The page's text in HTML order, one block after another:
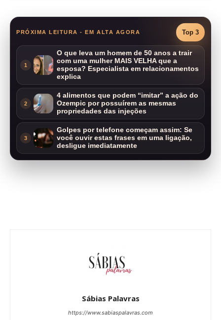
PRÓXIMA LEITURA - EM ALTA AGORA Top 3
1
O que leva um homem de 50 anos a trair
com uma mulher MAIS VELHA que a
esposa? Especialista em relacionamentos
explica
2
4 alimentos que podem “imitar” a ação do
Ozempic por possuírem as mesmas
propriedades das injeções
3
Golpes por telefone começam assim: Se
você ouvir estas frases em uma ligação,
desligue imediatamente
Sábias Palavras
https://www.sabiaspalavras.com